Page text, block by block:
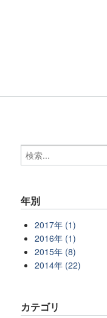
年別
2017年 (1)
2016年 (1)
2015年 (8)
2014年 (22)
カテゴリ